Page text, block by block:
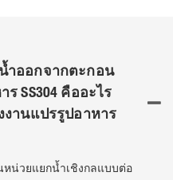
ำออกจากตะกอน
SS304 คืออะไร
งานแปรรูปอาหาร
หน่วยแยกน้ำเชิงกลแบบต่อ